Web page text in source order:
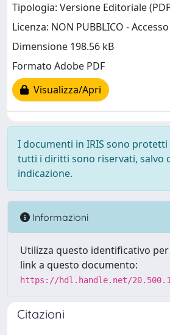
Tipologia: Versione Editoriale
Licenza: NON PUBBLICO -
Dimensione 198.56 kB
Formato Adobe PDF
Visualizza/Apri
I documenti in IRIS sono
tutti i diritti sono riservati, salvo
indicazione.
Informazioni
Utilizza questo identificativo
link a questo documento:
https://hdl.handle.net/
Citazioni